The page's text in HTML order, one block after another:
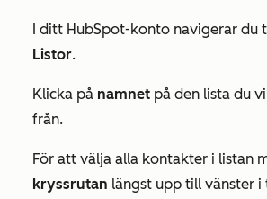
I ditt HubSpot-konto navigerar du
Listor.
Klicka på namnet på den lista du
från.
För att välja alla kontakter i listan
kryssrutan längst upp till vänster i